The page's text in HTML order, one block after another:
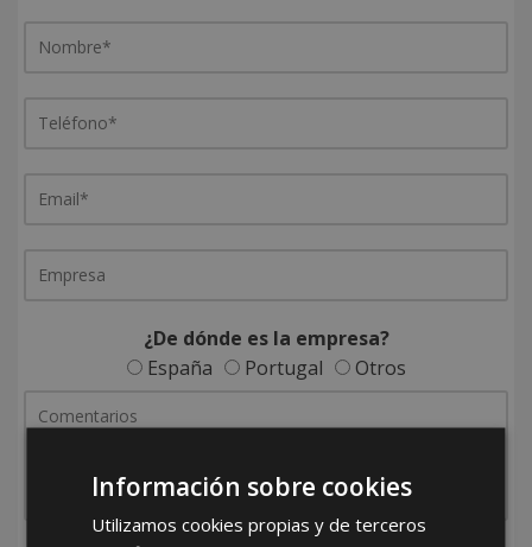
¿De dónde es la empresa?
España
Portugal Otros
Información sobre cookies
Utilizamos cookies propias y de terceros